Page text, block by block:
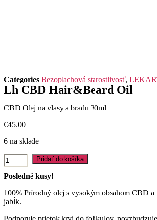
Categories Bezoplachová starostlivosť,
Lh CBD Hair&Beard Oil
CBD Olej na vlasy a bradu 30ml
€45.00
6 na sklade
množstvo
Lh
CBD
Oil
Pridať do košíka
Posledné kusy!
100% Prírodný olej s vysokým obsahom CBD
jabĺk.
Podporuje prietok krvi do folikulov,